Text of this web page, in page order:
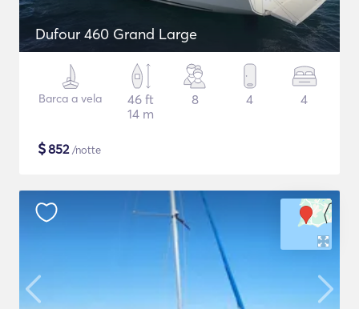
Dufour 460 Grand Large
Barca a vela
46 ft
14 m
8 4 4
$852/notte